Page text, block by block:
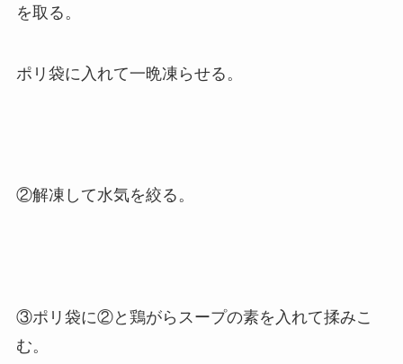
を取る。
ポリ袋に入れて一晩凍らせる。
②解凍して水気を絞る。
③ポリ袋に②と鶏がらスープの素を入れて揉みこ
む。